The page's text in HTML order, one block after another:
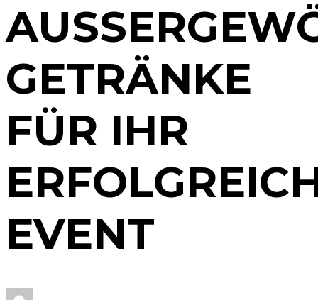
ETRÄNKE F
ÜR IHR E
VENT